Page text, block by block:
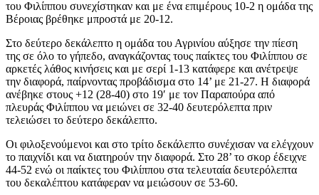
του Φιλίππου συνεχίστηκαν και με ένα επιμέρους 10-2 η ομάδα της
Βέροιας βρέθηκε μπροστά με 20-12.
Στο δεύτερο δεκάλεπτο η ομάδα του Αγρινίου αύξησε την πίεση
της σε όλο το γήπεδο, αναγκάζοντας τoυς παίκτες του Φιλίππου σε
αρκετές λάθος κινήσεις και με σερί 1-13 κατάφερε και ανέτρεψε
την διαφορά, παίρνοντας προβάδισμα στο 14’ με 21-27. Η διαφορά
ανέβηκε στους +12 (28-40) στο 19′ με τον Παραπούρα από
πλευράς Φιλίππου να μειώνει σε 32-40 δευτερόλεπτα πριν
τελειώσει το δεύτερο δεκάλεπτο.
Οι φιλοξενούμενοι και στο τρίτο δεκάλεπτο συνέχισαν να ελέγχουν
το παιχνίδι και να διατηρούν την διαφορά. Στο 28’ το σκορ έδειχνε
44-52 ενώ οι παίκτες του Φιλίππου στα τελευταία δευτερόλεπτα
του δεκαλέπτου κατάφεραν να μειώσουν σε 53-60.